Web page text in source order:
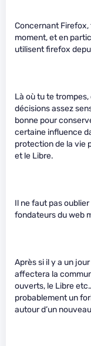
Concernant Firefox,
moment, et en
utilisent firefox
Là où tu te trompes,
décisions assez
bonne pour
certaine influence
protection de la vie
et le Libre.
Il ne faut pas oublier
fondateurs du web
Après si il y a un
affectera la
ouverts, le Libre
probablement un
autour d’un